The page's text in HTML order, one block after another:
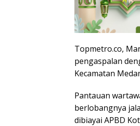
Topmetro.co,
pengaspalan
Kecamatan
Pantauan
berlobangnya
dibiayai APBD